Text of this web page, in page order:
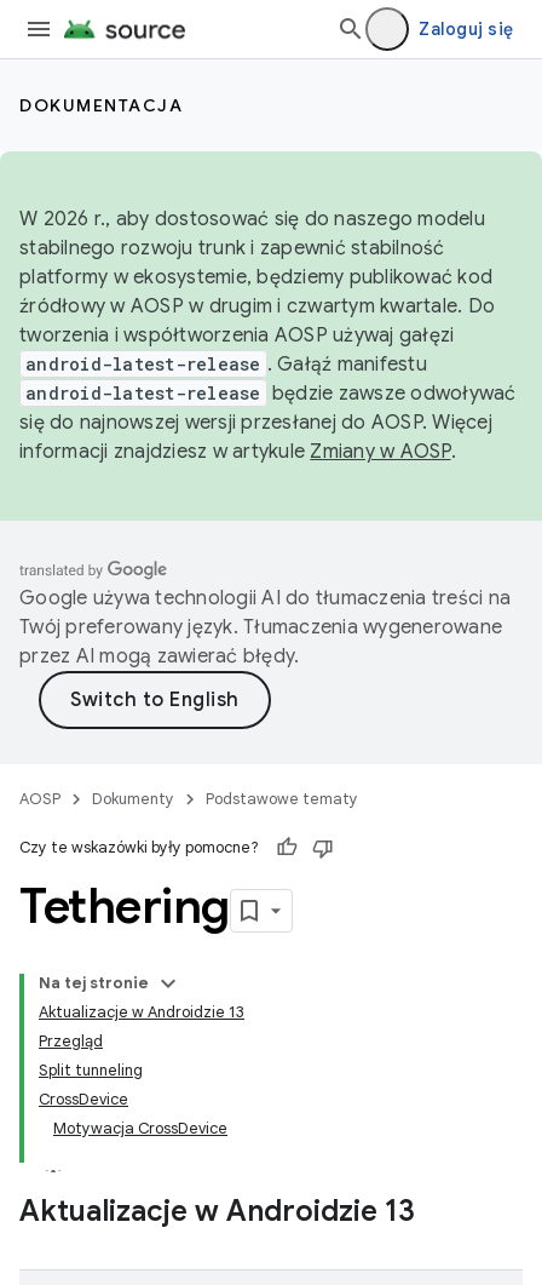
Zaloguj się
DOKUMENTACJA
W 2026 r., aby dostosować się do naszego modelu
stabilnego rozwoju trunk i zapewnić stabilność
platformy w ekosystemie, będziemy publikować kod
źródłowy w AOSP w drugim i czwartym kwartale. Do
tworzenia i współtworzenia AOSP używaj gałęzi
android-latest-release . Gałąź manifestu
android-latest-release będzie zawsze odwoływać
się do najnowszej wersji przesłanej do AOSP. Więcej
informacji znajdziesz w artykule Zmiany w AOSP.
Google używa technologii AI do tłumaczenia treści na
Twój preferowany język. Tłumaczenia wygenerowane
przez AI mogą zawierać błędy.
AOSP Dokumenty Podstawowe tematy
Czy te wskazówki były pomocne?
Tethering
Na tej stronie
Aktualizacje w Androidzie 13
Przegląd
Split tunneling
CrossDevice
Motywacja CrossDevice
Aktualizacje w Androidzie 13